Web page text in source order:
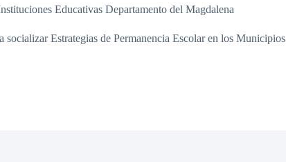
Educativas Departamento del Magdalena
Estrategias de Permanencia Escolar en los Municipios